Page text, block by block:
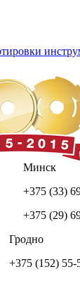
Минск
+375 (33)
+375 (29)
Гродно
+375 (152) 55-